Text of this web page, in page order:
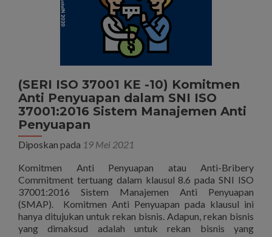
(SERI ISO 37001 KE -10) Komitmen
Anti Penyuapan dalam SNI ISO
37001:2016 Sistem Manajemen Anti
Penyuapan
Diposkan pada 19 Mei 2021
Komitmen Anti Penyuapan atau Anti-Bribery
Commitment tertuang dalam klausul 8.6 pada SNI ISO
37001:2016 Sistem Manajemen Anti Penyuapan
(SMAP). Komitmen Anti Penyuapan pada klausul ini
hanya ditujukan untuk rekan bisnis. Adapun, rekan bisnis
yang dimaksud adalah untuk rekan bisnis yang